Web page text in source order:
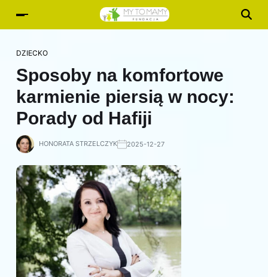
DZIECKO
Sposoby na komfortowe
karmienie piersią w nocy:
Porady od Hafiji
HONORATA STRZELCZYK 2025-12-27